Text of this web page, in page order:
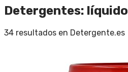
Detergentes: líquido
34 resultados en Detergente.es